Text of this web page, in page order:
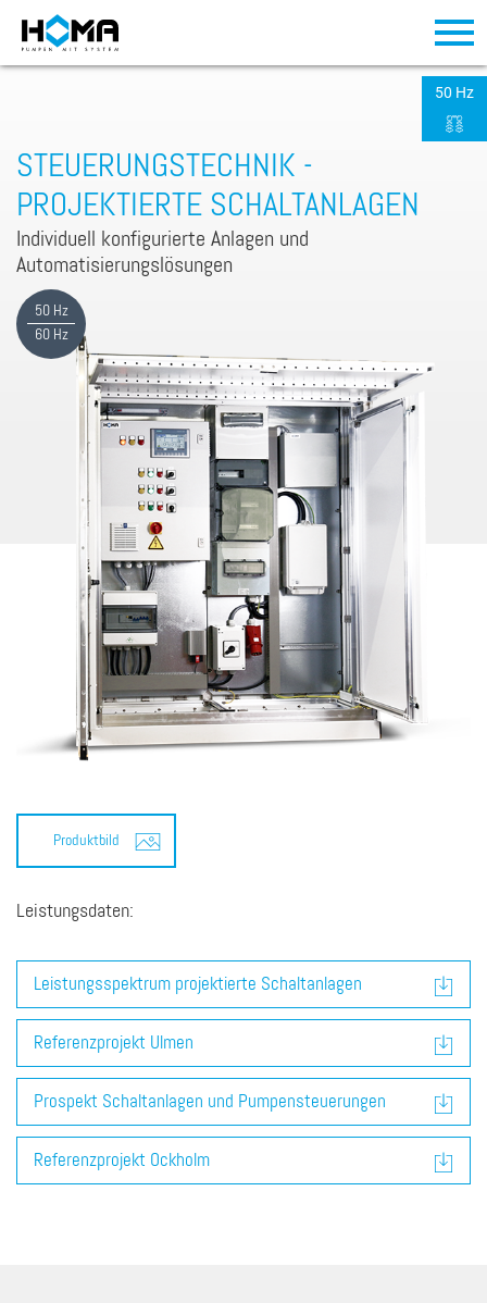
STEUERUNGSTECHNIK -
PROJEKTIERTE SCHALTANLAGEN
Individuell konfigurierte Anlagen und
Automatisierungslösungen
50 Hz
60 Hz
Produktbild
Leistungsdaten:
Leistungsspektrum projektierte Schaltanlagen
Referenzprojekt Ulmen
Prospekt Schaltanlagen und Pumpensteuerungen
Referenzprojekt Ockholm
50 Hz